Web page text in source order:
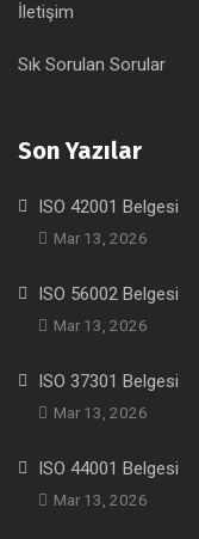
İletişim
Sık Sorulan Sorular
Son Yazılar
ISO 42001 Belgesi
Mar 13, 2026
ISO 56002 Belgesi
Mar 13, 2026
ISO 37301 Belgesi
Mar 13, 2026
ISO 44001 Belgesi
Mar 13, 2026